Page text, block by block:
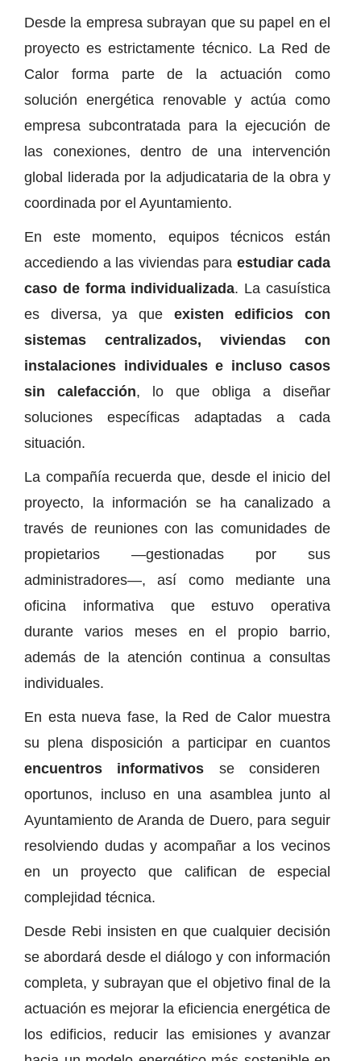
Desde la empresa subrayan que su papel en el
proyecto es estrictamente técnico. La Red de
Calor forma parte de la actuación como
solución energética renovable y actúa como
empresa subcontratada para la ejecución de
las conexiones, dentro de una intervención
global liderada por la adjudicataria de la obra y
coordinada por el Ayuntamiento.
En este momento, equipos técnicos están
accediendo a las viviendas para estudiar cada
caso de forma individualizada. La casuística
es diversa, ya que existen edificios con
sistemas centralizados, viviendas con
instalaciones individuales e incluso casos
sin calefacción, lo que obliga a diseñar
soluciones específicas adaptadas a cada
situación.
La compañía recuerda que, desde el inicio del
proyecto, la información se ha canalizado a
través de reuniones con las comunidades de
propietarios —gestionadas por sus
administradores—, así como mediante una
oficina informativa que estuvo operativa
durante varios meses en el propio barrio,
además de la atención continua a consultas
individuales.
En esta nueva fase, la Red de Calor muestra
su plena disposición a participar en cuantos
encuentros informativos se consideren
oportunos, incluso en una asamblea junto al
Ayuntamiento de Aranda de Duero, para seguir
resolviendo dudas y acompañar a los vecinos
en un proyecto que califican de especial
complejidad técnica.
Desde Rebi insisten en que cualquier decisión
se abordará desde el diálogo y con información
completa, y subrayan que el objetivo final de la
actuación es mejorar la eficiencia energética de
los edificios, reducir las emisiones y avanzar